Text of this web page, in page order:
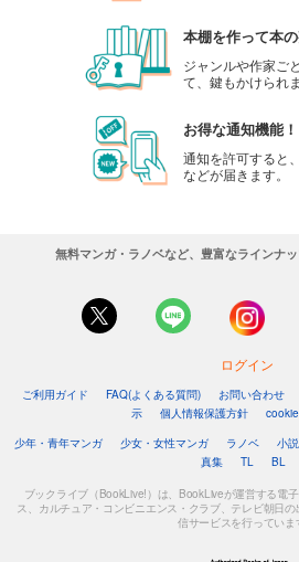
本棚を作って本
ジャンルや作家ご
て、鍵もかけられま
お得な通知機能！
通知を許可すると
などが届きます。
無料マンガ・ラノベなど、豊富なラインナ
ログイン
ご利用ガイド FAQ(よくある質問) お問い合わせ
示
個人情報保護方針
少年・青年マンガ
少女・女性マンガ ラノベ 小
真集
TL BL
ブックライブ（BookLive!）は、BookLiveが運営する電
ス、カルチュア・コンビニエンス・クラブ、テレビ朝日
信サービスを行っていま